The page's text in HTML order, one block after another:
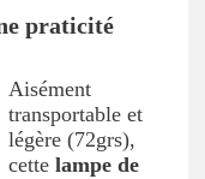
praticité
Aisément
transportable et
légère (72grs),
cette lampe de